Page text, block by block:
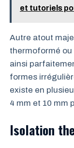
et tutoriels
Autre atout
thermoformé ou
ainsi
formes
existe en
4 mm et 10 mm
Isolation